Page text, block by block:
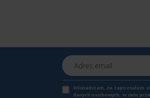
Adres email
Oświadczam, że zapoznałem
danych osobowych, w celu